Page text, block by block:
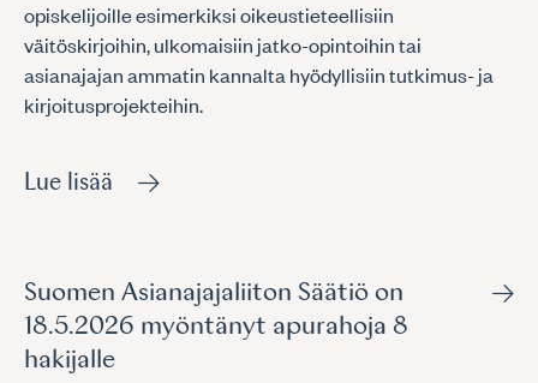
opiskelijoille esimerkiksi oikeustieteellisiin
väitöskirjoihin, ulkomaisiin jatko-opintoihin tai
asianajajan ammatin kannalta hyödyllisiin tutkimus- ja
kirjoitusprojekteihin.
Lue lisää
Suomen Asianajajaliiton Säätiö on
18.5.2026 myöntänyt apurahoja 8
hakijalle